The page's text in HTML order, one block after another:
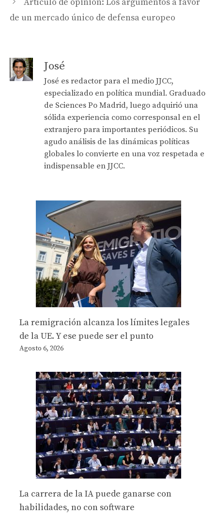
de un mercado único de defensa europeo
José
José es redactor para el medio JJCC,
especializado en política mundial. Graduado
de Sciences Po Madrid, luego adquirió una
sólida experiencia como corresponsal en el
extranjero para importantes periódicos. Su
agudo análisis de las dinámicas políticas
globales lo convierte en una voz respetada e
indispensable en JJCC.
La remigración alcanza los límites legales
de la UE. Y ese puede ser el punto
Agosto 6, 2026
La carrera de la IA puede ganarse con
habilidades, no con software